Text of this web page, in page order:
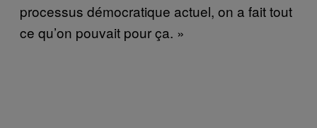
processus démocratique actuel, on a fait tout
ce qu’on pouvait pour ça. »